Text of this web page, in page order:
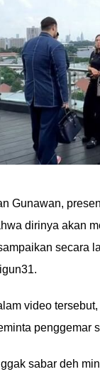
Gunawan,
dirinya akan
secara
video
penggemar
sabar deh